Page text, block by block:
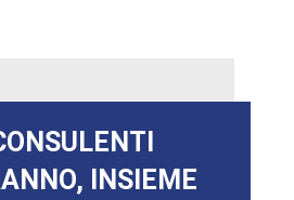
INSIEME